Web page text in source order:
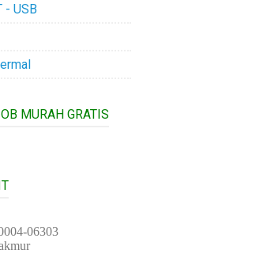
- USB
MURAH GRATIS
06303